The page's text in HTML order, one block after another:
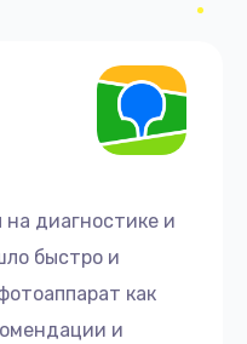
диагностике и
быстро и
как
и